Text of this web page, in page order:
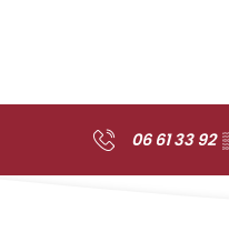
06 61 33 92